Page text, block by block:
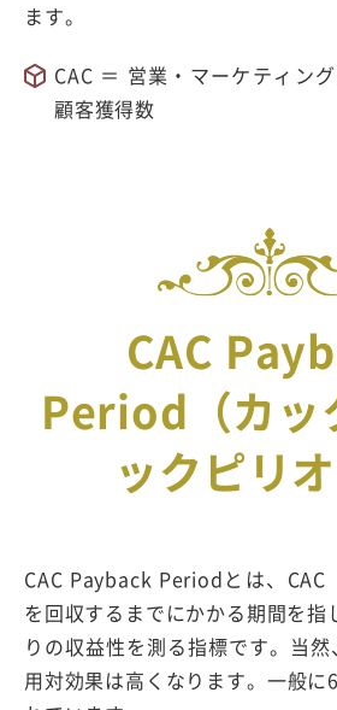
ます。
CAC ＝ 営業・マーケティン
顧客獲得数
CAC
Period（カッ
ックピリオ
CAC Payback Periodとは、CAC
を回収するまでにかかる期間を指
りの収益性を測る指標です。当
用対効果は高くなります。一般に